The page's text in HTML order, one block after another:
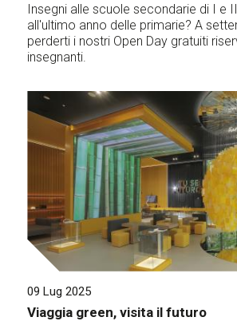
Insegni alle scuole secondarie di I e
all'ultimo anno delle primarie? A
perderti i nostri Open Day gratuiti
insegnanti.
09 Lug 2025
Viaggia green, visita il futuro